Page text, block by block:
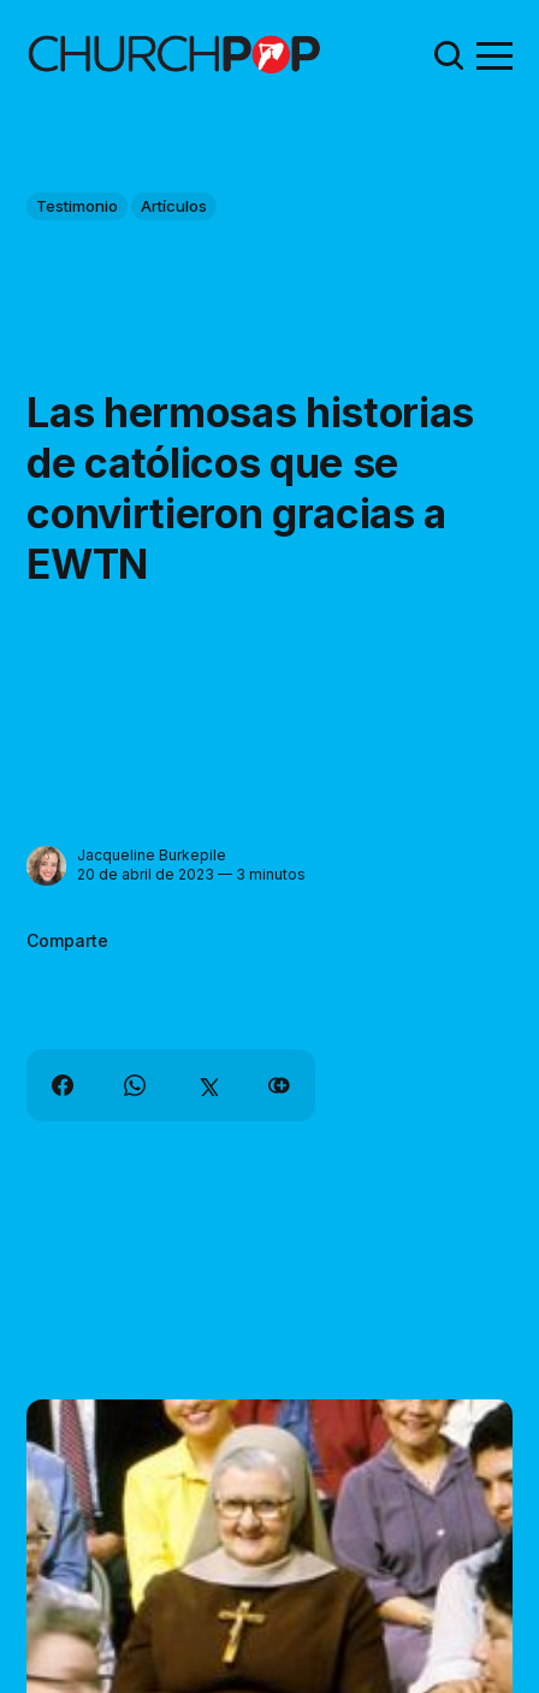
Testimonio Artículos
Las hermosas historias
de católicos que se
convirtieron gracias a
EWTN
Jacqueline Burkepile
20 de abril de 2023 — 3 minutos
Comparte